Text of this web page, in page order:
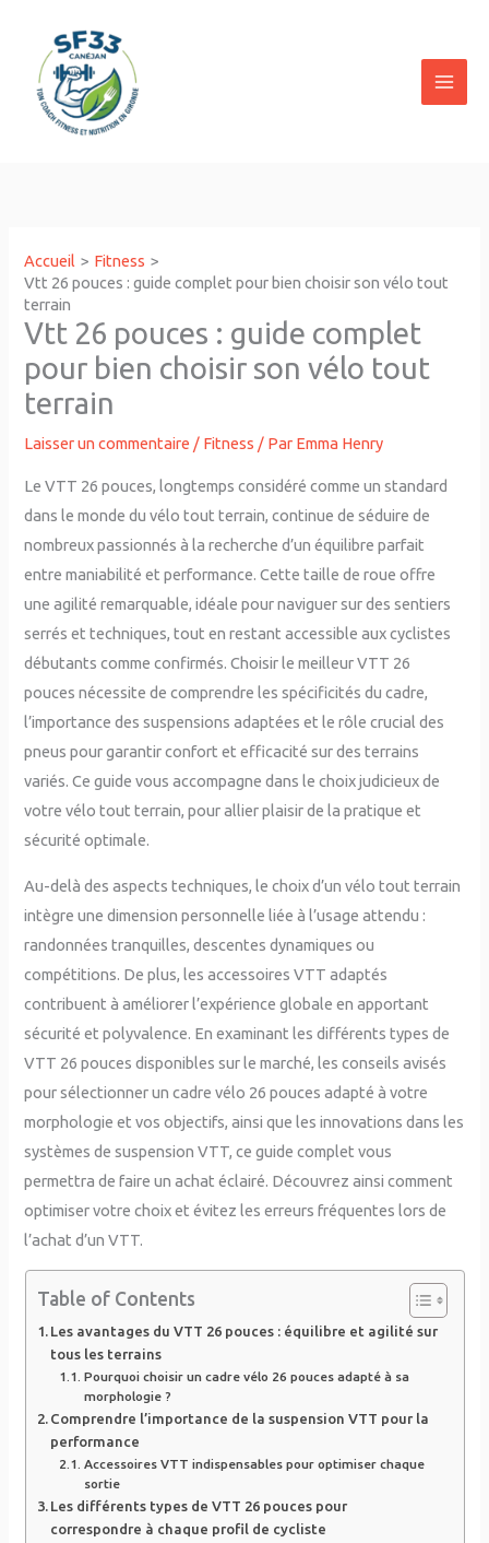
contenu
Accueil
Fitness
Vtt 26 pouces : guide complet pour bien choisir son vélo tout
terrain
Vtt 26 pouces : guide complet
pour bien choisir son vélo tout
terrain
Laisser un commentaire / Fitness / Par Emma Henry
Le VTT 26 pouces, longtemps considéré comme un standard
dans le monde du vélo tout terrain, continue de séduire de
nombreux passionnés à la recherche d’un équilibre parfait
entre maniabilité et performance. Cette taille de roue offre
une agilité remarquable, idéale pour naviguer sur des sentiers
serrés et techniques, tout en restant accessible aux cyclistes
débutants comme confirmés. Choisir le meilleur VTT 26
pouces nécessite de comprendre les spécificités du cadre,
l’importance des suspensions adaptées et le rôle crucial des
pneus pour garantir confort et efficacité sur des terrains
variés. Ce guide vous accompagne dans le choix judicieux de
votre vélo tout terrain, pour allier plaisir de la pratique et
sécurité optimale.
Au-delà des aspects techniques, le choix d’un vélo tout terrain
intègre une dimension personnelle liée à l’usage attendu :
randonnées tranquilles, descentes dynamiques ou
compétitions. De plus, les accessoires VTT adaptés
contribuent à améliorer l’expérience globale en apportant
sécurité et polyvalence. En examinant les différents types de
VTT 26 pouces disponibles sur le marché, les conseils avisés
pour sélectionner un cadre vélo 26 pouces adapté à votre
morphologie et vos objectifs, ainsi que les innovations dans les
systèmes de suspension VTT, ce guide complet vous
permettra de faire un achat éclairé. Découvrez ainsi comment
optimiser votre choix et évitez les erreurs fréquentes lors de
l’achat d’un VTT.
Table of Contents
Les avantages du VTT 26 pouces : équilibre et agilité sur
tous les terrains
Pourquoi choisir un cadre vélo 26 pouces adapté à sa
morphologie ?
Comprendre l’importance de la suspension VTT pour la
performance
Accessoires VTT indispensables pour optimiser chaque
sortie
Les différents types de VTT 26 pouces pour
correspondre à chaque profil de cycliste